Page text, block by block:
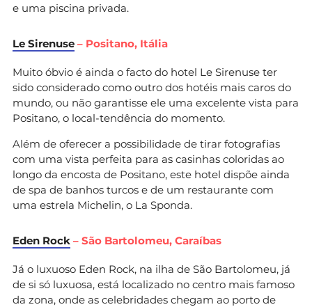
e uma piscina privada.
Le Sirenuse – Positano, Itália
Muito óbvio é ainda o facto do hotel Le Sirenuse ter
sido considerado como outro dos hotéis mais caros do
mundo, ou não garantisse ele uma excelente vista para
Positano, o local-tendência do momento.
Além de oferecer a possibilidade de tirar fotografias
com uma vista perfeita para as casinhas coloridas ao
longo da encosta de Positano, este hotel dispõe ainda
de spa de banhos turcos e de um restaurante com
uma estrela Michelin, o La Sponda.
Eden Rock – São Bartolomeu, Caraíbas
Já o luxuoso Eden Rock, na ilha de São Bartolomeu, já
de si só luxuosa, está localizado no centro mais famoso
da zona, onde as celebridades chegam ao porto de